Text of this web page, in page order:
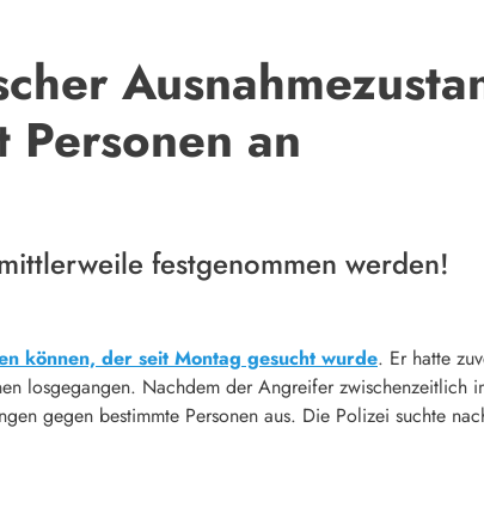
an
festgenommen werden!
können, der seit Montag gesucht wurde. Er hatte
losgegangen. Nachdem der Angreifer zwischenzeitlich
gegen bestimmte Personen aus. Die Polizei suchte